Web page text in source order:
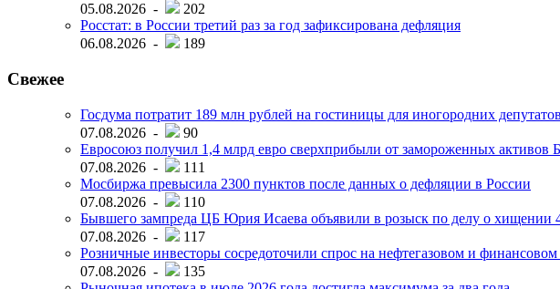
05.08.2026 -
202
Росстат: в России третий раз за год зафиксирована дефляция
06.08.2026 -
189
Свежее
Госдума потратит 189 млн рублей на гостиницы для иногородних
07.08.2026 -
90
Евросоюз получил 1,4 млрд евро сверхприбыли от замороженных активов
07.08.2026 -
111
Мосбиржа превысила 2300 пунктов после данных о дефляции в России
07.08.2026 -
110
Бывшего зампреда ЦБ Юрия Исаева объявили в розыск по делу о хищении
07.08.2026 -
117
Розничные инвесторы сосредоточили спрос на нефтегазовом и финансовом
07.08.2026 -
135